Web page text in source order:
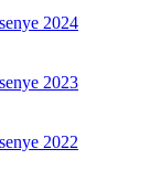
2024
2023
2022